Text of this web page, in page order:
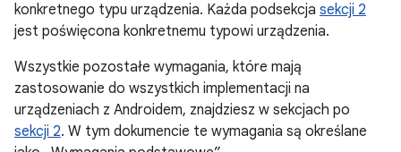
konkretnego typu urządzenia. Każda podsekcja sekcji 2
jest poświęcona konkretnemu typowi urządzenia.
Wszystkie pozostałe wymagania, które mają
zastosowanie do wszystkich implementacji na
urządzeniach z Androidem, znajdziesz w sekcjach po
sekcji 2. W tym dokumencie te wymagania są określane